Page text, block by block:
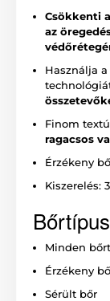
Csökkenti
az
Használja
Finom
ragacsos
Érzékeny
Kiszerelés:
Minden
Érzékeny
Sérült bőr